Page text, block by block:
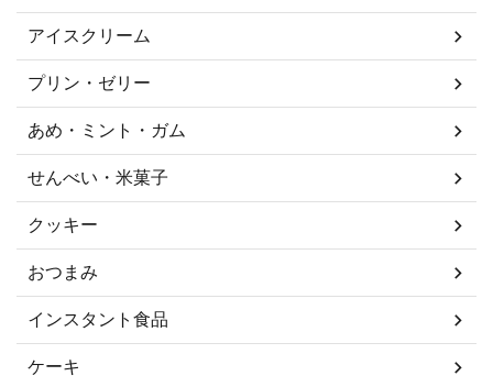
アイスクリーム
プリン・ゼリー
あめ・ミント・ガム
せんべい・米菓子
クッキー
おつまみ
インスタント食品
ケーキ